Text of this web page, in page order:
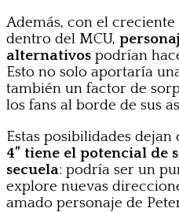
Además, con el
dentro del MCU,
alternativos podrían
Esto no solo aportaría
también un factor de
los fans al borde de sus
Estas posibilidades dejan
4” tiene el potencial de
secuela: podría ser un
explore nuevas
amado personaje de